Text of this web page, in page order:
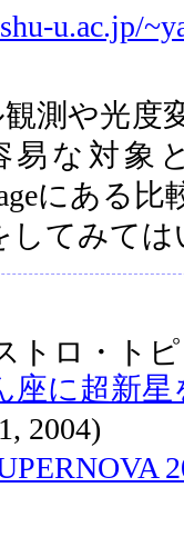
u.ac.jp/
測や光度
易な対象
にある
してみて
トロ・ト
座に超新星
2004)